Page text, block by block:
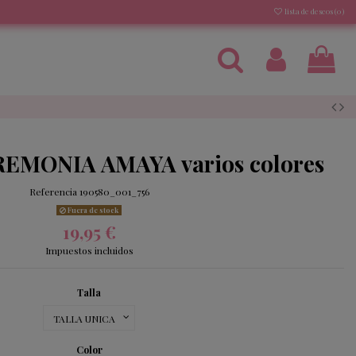
lista de deseos (0)
AMAYA varios colores
Referencia 190580_001_756
Fuera de stock
19,95 €
Impuestos incluidos
Talla
Color